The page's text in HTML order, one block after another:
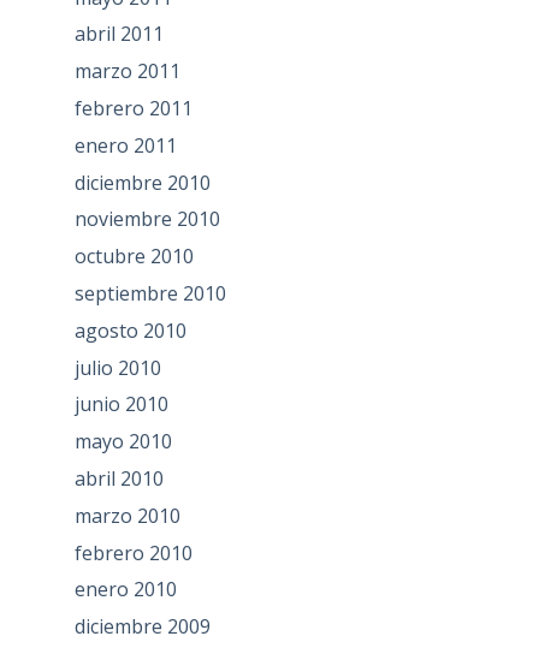
abril 2011
marzo 2011
febrero 2011
enero 2011
diciembre 2010
noviembre 2010
octubre 2010
septiembre 2010
agosto 2010
julio 2010
junio 2010
mayo 2010
abril 2010
marzo 2010
febrero 2010
enero 2010
diciembre 2009